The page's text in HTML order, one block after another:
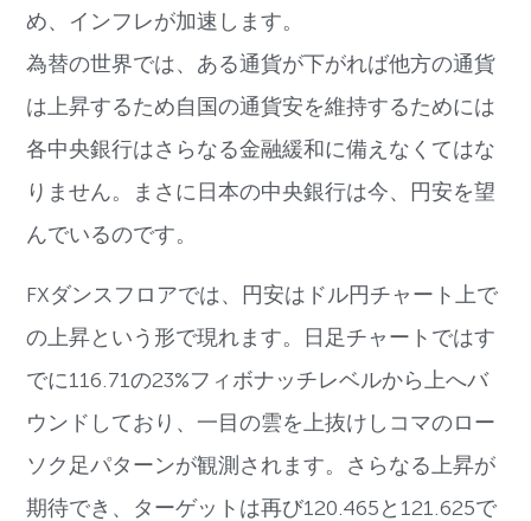
め、インフレが加速します。
為替の世界では、ある通貨が下がれば他方の通貨
は上昇するため自国の通貨安を維持するためには
各中央銀行はさらなる金融緩和に備えなくてはな
りません。まさに日本の中央銀行は今、円安を望
んでいるのです。
FXダンスフロアでは、円安はドル円チャート上で
の上昇という形で現れます。日足チャートではす
でに116.71の23%フィボナッチレベルから上へバ
ウンドしており、一目の雲を上抜けしコマのロー
ソク足パターンが観測されます。さらなる上昇が
期待でき、ターゲットは再び120.465と121.625で